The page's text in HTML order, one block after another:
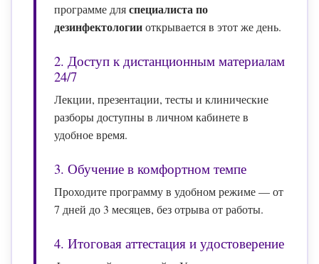
программе дляспециалиста по
дезинфектологииоткрывается в этот же день.
2. Доступ к дистанционным материалам
24/7
Лекции, презентации, тесты и клинические
разборы доступны в личном кабинете в
удобное время.
3. Обучение в комфортном темпе
Проходите программу в удобном режиме — от
7 дней до 3 месяцев, без отрыва от работы.
4. Итоговая аттестация и удостоверение